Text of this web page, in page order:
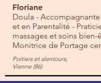
Floriane
Doula -
et en Parentalité -
massages et soins bien-
Monitrice de Portage
Poitiers et alentours,
Vienne (86)